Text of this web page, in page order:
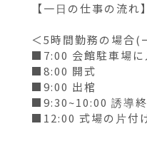
【一日の仕事の流れ】
＜5時間勤務の場合(
■7:00 会館駐車場に
■8:00 開式
■9:00 出棺
■9:30~10:00 誘導
■12:00 式場の片付